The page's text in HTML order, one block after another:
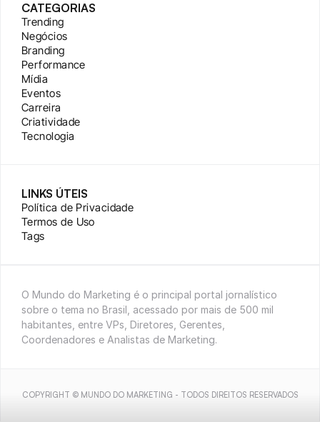
CATEGORIAS
Trending
Negócios
Branding
Performance
Mídia
Eventos
Carreira
Criatividade
Tecnologia
LINKS ÚTEIS
Política de Privacidade
Termos de Uso
Tags
O Mundo do Marketing é o principal portal jornalístico
sobre o tema no Brasil, acessado por mais de 500 mil
habitantes, entre VPs, Diretores, Gerentes,
Coordenadores e Analistas de Marketing.
COPYRIGHT © MUNDO DO MARKETING - TODOS DIREITOS RESERVADOS